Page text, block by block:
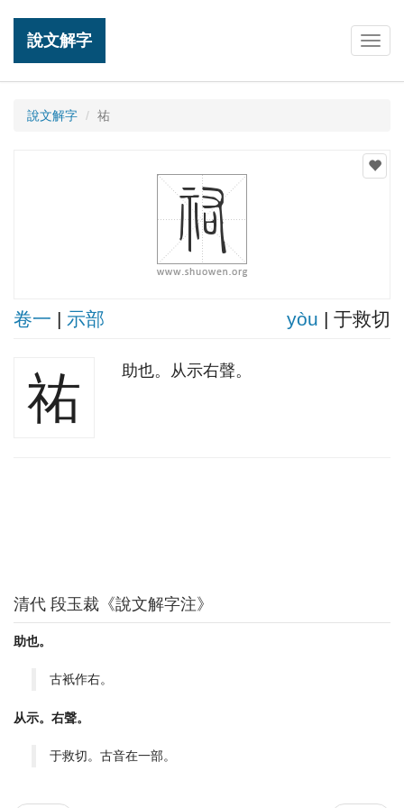
說文解字
說文解字 祐
卷一 | 示部 yòu | 于救切
祐 助也。从示右聲。
清代 段玉裁《說文解字注》
助也。
古衹作右。
从示。右聲。
于救切。古音在一部。